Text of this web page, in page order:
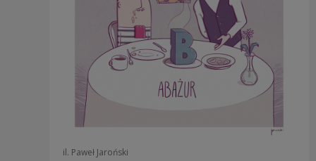
il. Paweł Jaroński